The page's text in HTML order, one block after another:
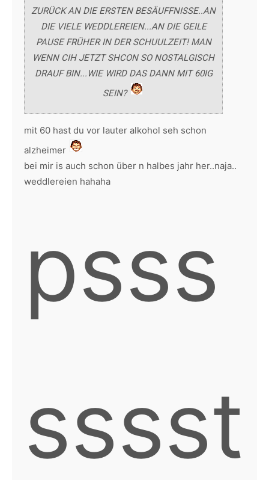
ZURÜCK AN DIE ERSTEN BESÄUFFNISSE..AN
DIE VIELE WEDDLEREIEN...AN DIE GEILE
PAUSE FRÜHER IN DER SCHUULZEIT! MAN
WENN CIH JETZT SHCON SO NOSTALGISCH
DRAUF BIN...WIE WIRD DAS DANN MIT 60IG
SEIN?
mit 60 hast du vor lauter alkohol seh schon
alzheimer
bei mir is auch schon über n halbes jahr her..naja..
weddlereien hahaha
psss
sssst